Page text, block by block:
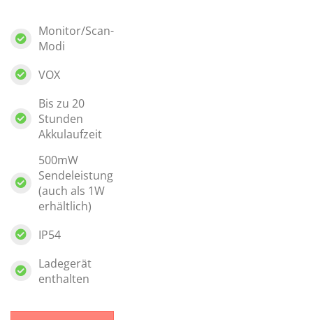
Monitor/Scan-
Modi
VOX
Bis zu 20
Stunden
Akkulaufzeit
500mW
Sendeleistung
(auch als 1W
erhältlich)
IP54
Ladegerät
enthalten